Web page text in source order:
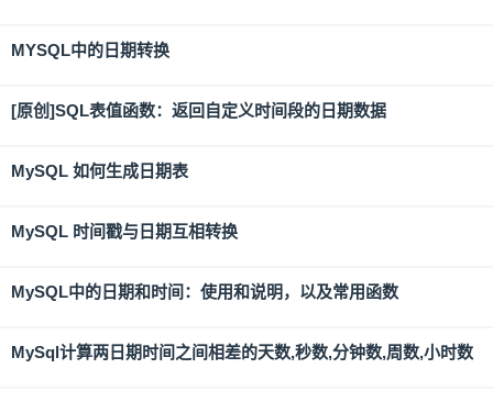
MYSQL中的日期转换
[原创]SQL表值函数：返回自定义时间段的日期数据
MySQL 如何生成日期表
MySQL 时间戳与日期互相转换
MySQL中的日期和时间：使用和说明，以及常用函数
MySql计算两日期时间之间相差的天数,秒数,分钟数,周数,小时数